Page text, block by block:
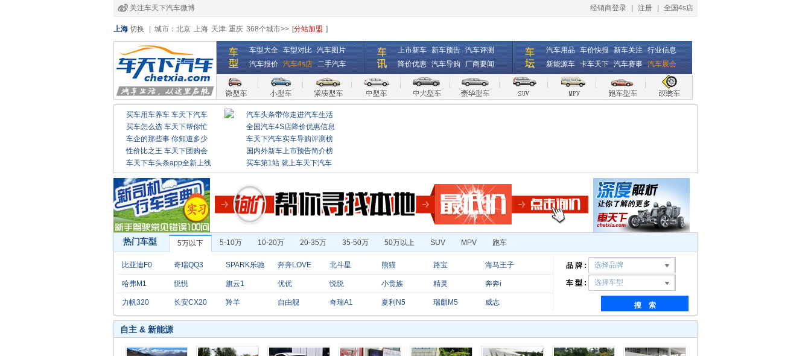
关注车天下汽车微博 经销商登录 注册 全国4s店
上海 切换 城市： 北京 上海 天津 重庆 368个城市>> [分站加盟 ]
车型大全 车型对比 汽车图片
汽车报价 汽车4s店 二手汽车
上市新车 新车预告 汽车评测
降价优惠 汽车导购 厂商要闻
汽车用品 车价快报 新车关注 行业信息
新能源车 卡车天下 汽车赛事 汽车展会
买车用车养车 车天下汽车
买车怎么选 车天下帮你忙
车企的那些事 你知道多少
性价比之王 车天下团购会
车天下车头条app全新上线
汽车头条带你走进汽车生活
全国汽车4S店降价优惠信息
车天下汽车实车导购评测榜
国内外新车上市预告简介榜
买车第1站 就上车天下汽车
热门车型 5万以下 5-10万 10-20万 20-35万 35-50万 50万以上 SUV MPV 跑车
品 牌 : 选择品牌
车 型 : 选择车型
搜 索
比亚迪F0 奇瑞QQ3 SPARK乐驰 奔奔LOVE 北斗星 熊猫 路宝 海马王子
哈弗M1 悦悦 旗云1 优优 悦悦 小贵族 精灵 奔奔i
力帆320 长安CX20 羚羊 自由舰 奇瑞A1 夏利N5 瑞麒M5 威志
自主 & 新能源